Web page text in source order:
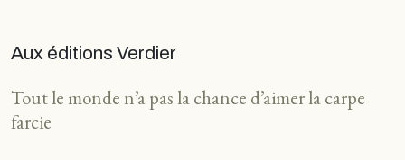
Aux éditions Verdier
Tout le monde n’a pas la chance d’aimer la carpe
farcie